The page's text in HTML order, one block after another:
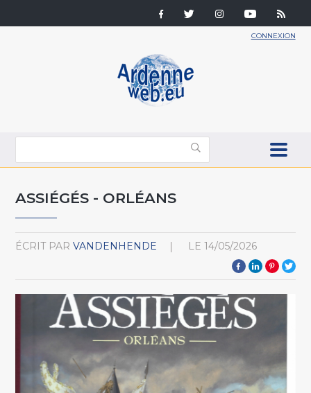
CONNEXION
ASSIÉGÉS - ORLÉANS
ÉCRIT PAR VANDENHENDE LE 14/05/2026